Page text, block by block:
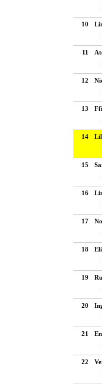
10
11
12
13
14
15
16
17
18
19
20
21
22